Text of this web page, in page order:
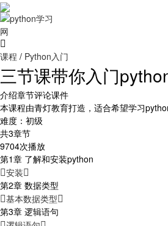
课程 / Python入门
三节课带你入门
介绍章节评论课件
本课程由青灯教育打造，适合希望学习
难度：初级
共3章节
9704次播放
第1章 了解和安装python
安装
第2章 数据类型
基本数据类型
第3章 逻辑语句